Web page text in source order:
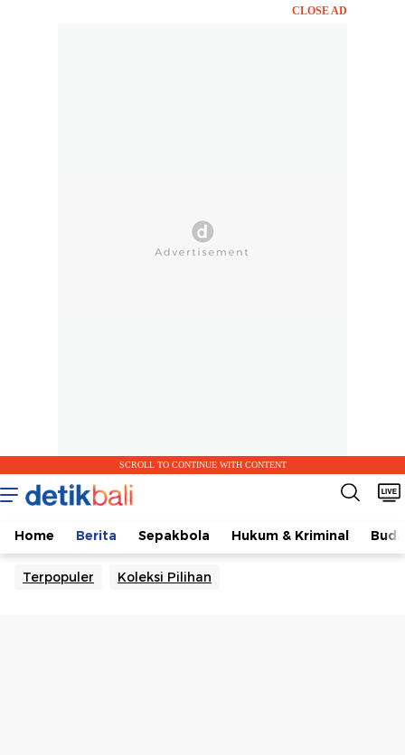
CLOSE AD
SCROLL TO CONTINUE WITH CONTENT
Home Berita Sepakbola Hukum & Kriminal
Terpopuler Koleksi Pilihan